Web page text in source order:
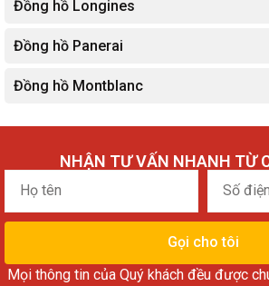
Đồng hồ Longines
Đồng hồ Panerai
Đồng hồ Montblanc
NHẬN TƯ VẤN NHANH TỪ
Họ
tên
điện
thoại
Gọi cho tôi
Mọi thông tin của Quý khách đều được